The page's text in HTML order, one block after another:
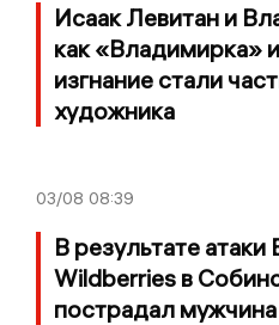
Исаак Левитан и
как «Владимирка»
изгнание стали
художника
03/08 08:39
В результате
Wildberries в
пострадал мужчина